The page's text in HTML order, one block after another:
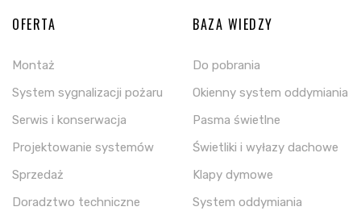
OFERTA
Montaż
System sygnalizacji pożaru
Serwis i konserwacja
Projektowanie systemów
Sprzedaż
Doradztwo techniczne
BAZA WIEDZY
Do pobrania
Okienny system oddymiania
Pasma świetlne
Świetliki i wyłazy dachowe
Klapy dymowe
System oddymiania